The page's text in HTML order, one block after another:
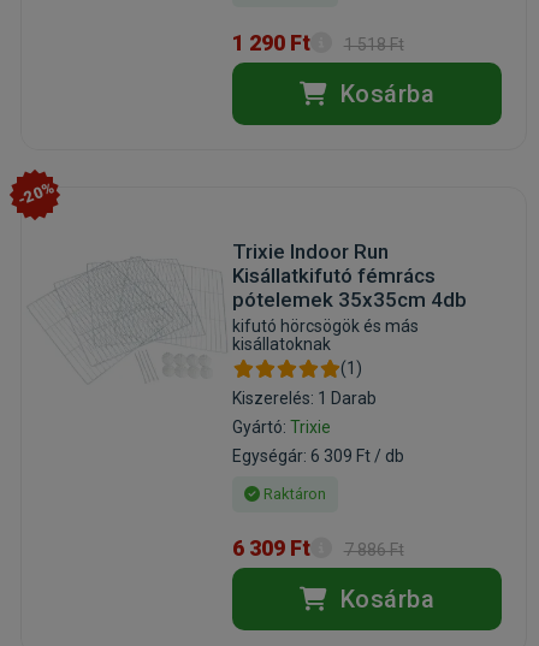
1 290 Ft 1 518 Ft
Kosárba
-20%
Trixie Indoor Run
Kisállatkifutó fémrács
pótelemek 35x35cm 4db
kifutó hörcsögök és más
kisállatoknak
(1)
Kiszerelés: 1 Darab
Gyártó: Trixie
Egységár: 6 309 Ft / db
Raktáron
6 309 Ft 7 886 Ft
Kosárba